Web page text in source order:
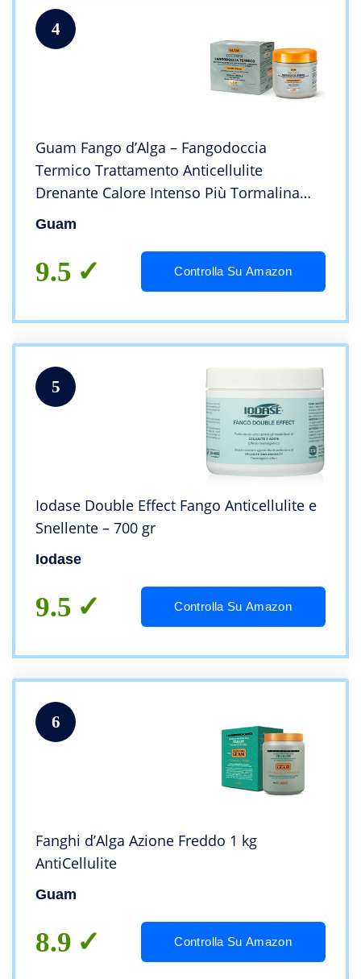
4
Guam Fango d’Alga – Fangodoccia
Termico Trattamento Anticellulite
Drenante Calore Intenso Più Tormalina
Naturale, Grigio, 400 Millilitri
Guam
9.5 Controlla Su Amazon
5
Iodase Double Effect Fango Anticellulite e
Snellente – 700 gr
Iodase
9.5 Controlla Su Amazon
6
Fanghi d’Alga Azione Freddo 1 kg
AntiCellulite
Guam
8.9 Controlla Su Amazon